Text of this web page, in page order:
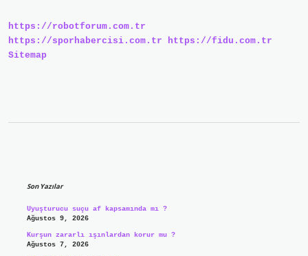
https://robotforum.com.tr
https://sporhabercisi.com.tr
https://fidu.com.tr
Sitemap
Son Yazılar
Uyuşturucu suçu af kapsamında mı ?
Ağustos 9, 2026
Kurşun zararlı ışınlardan korur mu ?
Ağustos 7, 2026